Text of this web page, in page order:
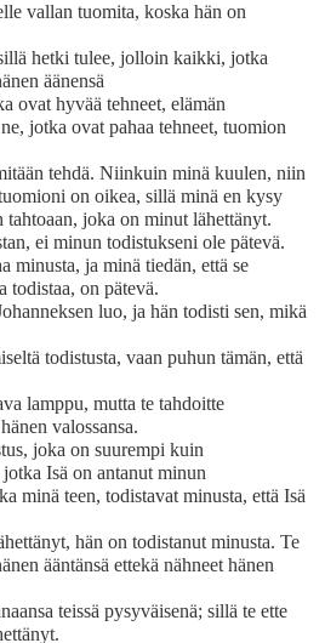
vallan tuomita, koska hän on
hetki tulee, jolloin kaikki, jotka
äänensä
ovat hyvää tehneet, elämän
jotka ovat pahaa tehneet, tuomion
tehdä. Niinkuin minä kuulen, niin
on oikea, sillä minä en kysy
tahtoaan, joka on minut lähettänyt.
ei minun todistukseni ole pätevä.
minusta, ja minä tiedän, että se
todistaa, on pätevä.
luo, ja hän todisti sen, mikä
todistusta, vaan puhun tämän, että
lamppu, mutta te tahdoitte
valossansa.
joka on suurempi kuin
Isä on antanut minun
minä teen, todistavat minusta, että Isä
hän on todistanut minusta. Te
ääntänsä ettekä nähneet hänen
teissä pysyväisenä; sillä te ette